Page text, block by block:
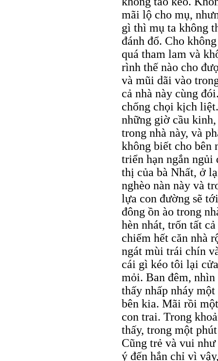
mãi lộ cho mụ,
gì thì mụ ta không
đánh đổ. Cho
quá tham lam và
rình thế nào cho
và mũi dãi vào
cả nhà này cùng
chống chọi kịch
những giờ cầu
trong nhà này, và
không biết cho bên
triển hạn ngắn ngủi
thị của bà Nhất, ở
nghèo nàn này và
lựa con đường sẽ
đông ồn ào trong
hèn nhát, trốn tất
chiếm hết căn nhà
ngát mùi trái chín
cái gì kéo tôi lại
mỏi. Ban đêm,
thấy nhấp nháy
bên kia. Mãi rồi
con trai. Trong
thấy, trong một
Cũng trẻ và vui
ý đến hắn chỉ vì